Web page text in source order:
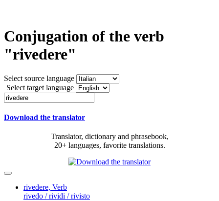
Conjugation of the verb
"rivedere"
Select source language
Select target language
Download the translator
Translator, dictionary and phrasebook,
20+ languages, favorite translations.
rivedere, Verb
rivedo / rividi / rivisto